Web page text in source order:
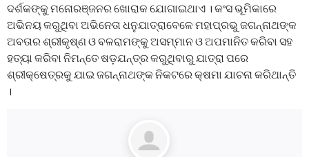
ଦର୍ଶକଙ୍କୁ ମନୋରଞ୍ଜନର ଖୋରାକ ଯୋଗାଇଥାଏ । କଂସ ଭୂମିକାରେ
ଅଭିନୟ କରୁଥିବା ଅଭିନେତା ଧନୁଯାତ୍ରାବେଳେ ମହାପ୍ରଭୁ ଜଗନ୍ନାଥଙ୍କ
ଅବତାର ଶ୍ରୀକୃଷ୍ଣ ଓ ବଳରାମଙ୍କୁ ଅସମ୍ମାନ ଓ ଅପମାନିତ କରିବା ସହ
ହତ୍ୟା କରିବା ନିମନ୍ତେ ଷଡ଼ଯନ୍ତ୍ର କରୁଥିବାରୁ ଯାତ୍ରା ପରେ
ଶ୍ରୀକ୍ଷେତ୍ରକୁ ଯାଇ ଜଗନ୍ନାଥଙ୍କ ନିକଟରେ କ୍ଷମା ଯାଚନା କରିଥାନ୍ତି
।